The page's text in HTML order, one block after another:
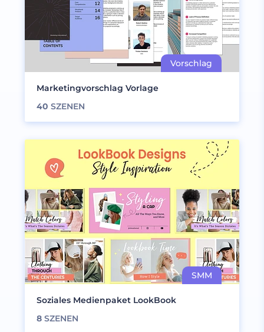
Marketingvorschlag Vorlage
40 SZENEN
Soziales Medienpaket LookBook
8 SZENEN